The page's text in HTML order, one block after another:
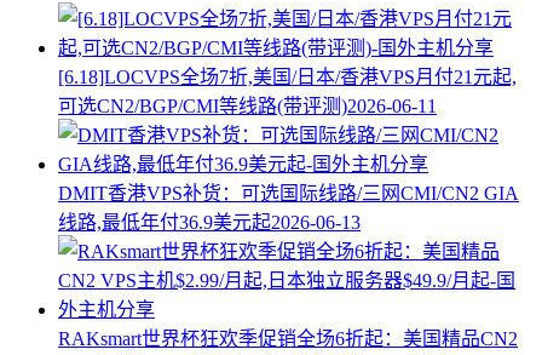
[6.18]LOCVPS全场7折,美国/日本/香港VPS月付21元起,
可选CN2/BGP/CMI等线路(带评测)2026-06-11
DMIT香港VPS补货：可选国际线路/三网CMI/CN2 GIA
线路,最低年付36.9美元起2026-06-13
RAKsmart世界杯狂欢季促销全场6折起：美国精品CN2